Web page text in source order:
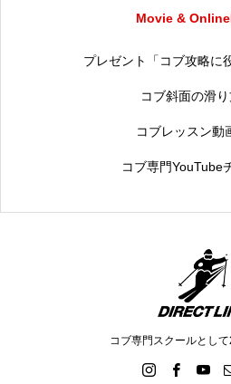
Movie &
プレゼント「コブ攻略に
コブ斜面の滑
コブレッスン動
コブ専門YouTube
コブ専門スクールとし